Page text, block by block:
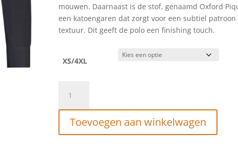
mouwen. Daarnaast is de stof, genaamd Oxford
een katoengaren dat zorgt voor een subtiel patroon
textuur. Dit geeft de polo een finishing touch.
XS/4XL
ART
Lange
mouw
Toevoegen aan winkelwagen